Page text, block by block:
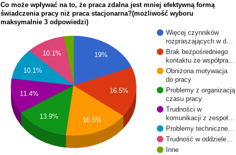
Co może wpływać na to, że praca zdalna jest mniej efektywną formą
świadczenia pracy niż praca stacjonarna?(możliwość wyboru
maksymalnie 3 odpowiedzi)
Więcej czynników
rozpraszających w d…
Brak bezpośredniego
kontaktu ze współpra…
Obniżona motywacja
do pracy
Problemy z organizacją
czasu pracy
Trudności w
komunikacji z zespoł…
Problemy techniczne…
Trudność w oddziele…
Inne
19%
16.5%
10.1%
10.1%
11.4%
13.9% 16.5%